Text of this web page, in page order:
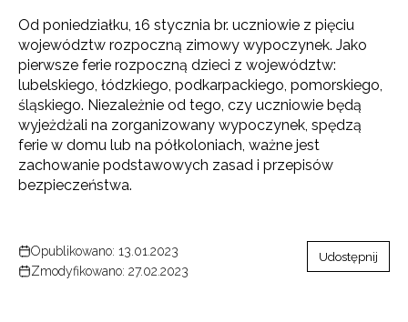
Od poniedziałku, 16 stycznia br. uczniowie z pięciu
województw rozpoczną zimowy wypoczynek. Jako
pierwsze ferie rozpoczną dzieci z województw:
lubelskiego, łódzkiego, podkarpackiego, pomorskiego,
śląskiego. Niezależnie od tego, czy uczniowie będą
wyjeżdżali na zorganizowany wypoczynek, spędzą
ferie w domu lub na półkoloniach, ważne jest
zachowanie podstawowych zasad i przepisów
bezpieczeństwa.
Opublikowano: 13.01.2023
Zmodyfikowano: 27.02.2023
Udostępnij